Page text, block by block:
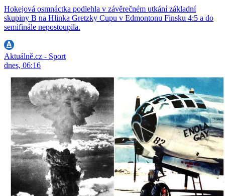
Hokejová osmnáctka podlehla v závěrečném utkání základní
skupiny B na Hlinka Gretzky Cupu v Edmontonu Finsku 4:5 a do
semifinále nepostoupila.
Aktuálně.cz - Sport
dnes, 06:16